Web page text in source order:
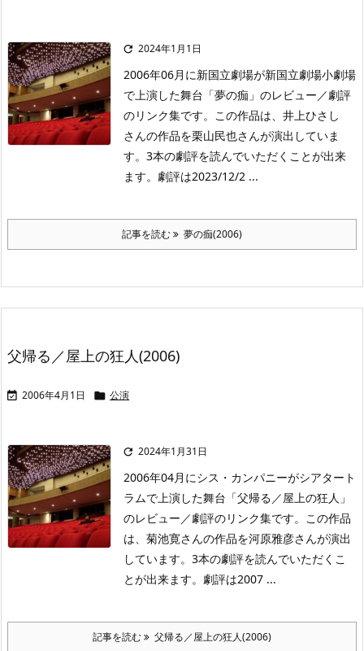
 2024年1月1日
2006年06月に新国立劇場が新国立劇場小劇場
で上演した舞台「夢の痂」のレビュー／劇評
のリンク集です。この作品は、井上ひさし
さんの作品を栗山民也さんが演出していま
す。3本の劇評を読んでいただくことが出来
ます。劇評は2023/12/2 ...
記事を読む 夢の痂(2006)
父帰る／屋上の狂人(2006)
 2006年4月1日  公演
 2024年1月31日
2006年04月にシス・カンパニーがシアタート
ラムで上演した舞台「父帰る／屋上の狂人」
のレビュー／劇評のリンク集です。この作品
は、菊池寛さんの作品を河原雅彦さんが演出
しています。3本の劇評を読んでいただくこ
とが出来ます。劇評は2007 ...
記事を読む 父帰る／屋上の狂人(2006)